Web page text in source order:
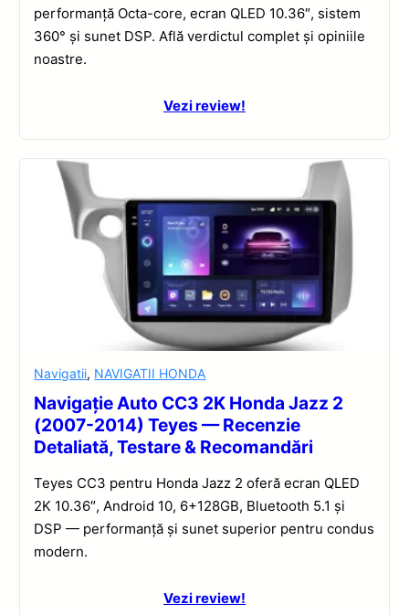
performanță Octa-core, ecran QLED 10.36″, sistem
360° și sunet DSP. Află verdictul complet și opiniile
noastre.
Vezi review!
Navigatii, NAVIGATII HONDA
Navigație Auto CC3 2K Honda Jazz 2
(2007-2014) Teyes — Recenzie
Detaliată, Testare & Recomandări
Teyes CC3 pentru Honda Jazz 2 oferă ecran QLED
2K 10.36″, Android 10, 6+128GB, Bluetooth 5.1 și
DSP — performanță și sunet superior pentru condus
modern.
Vezi review!